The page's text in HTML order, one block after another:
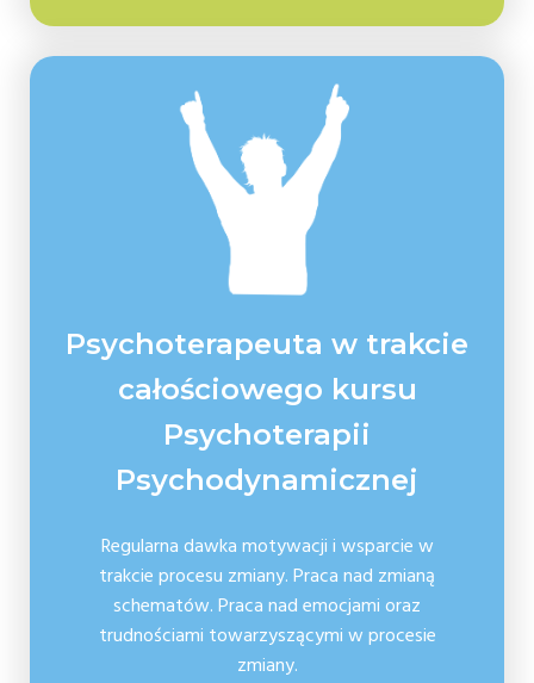
Psychoterapeuta w trakcie
całościowego kursu
Psychoterapii
Psychodynamicznej
Regularna dawka motywacji i wsparcie w
trakcie procesu zmiany. Praca nad zmianą
schematów. Praca nad emocjami oraz
trudnościami towarzyszącymi w procesie
zmiany.